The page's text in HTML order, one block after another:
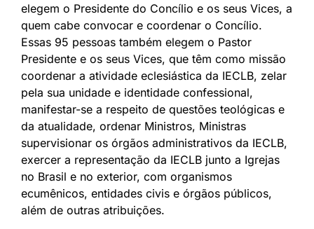
elegem o Presidente do Concílio e os seus Vices, a
quem cabe convocar e coordenar o Concílio.
Essas 95 pessoas também elegem o Pastor
Presidente e os seus Vices, que têm como missão
coordenar a atividade eclesiástica da IECLB, zelar
pela sua unidade e identidade confessional,
manifestar-se a respeito de questões teológicas e
da atualidade, ordenar Ministros, Ministras
supervisionar os órgãos administrativos da IECLB,
exercer a representação da IECLB junto a Igrejas
no Brasil e no exterior, com organismos
ecumênicos, entidades civis e órgãos públicos,
além de outras atribuições.